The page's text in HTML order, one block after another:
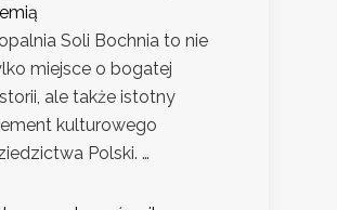
Soli Bochnia to nie
miejsce o bogatej
ale także istotny
kulturowego
Polski. …